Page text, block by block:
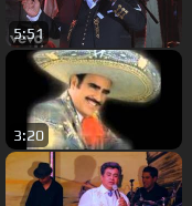
5:51
3:20